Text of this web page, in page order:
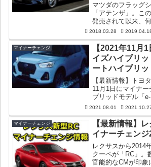
マツダのフラッグ
「アテンザ」。こ
発売されて以来、
れております。時
チェンジしても良
の度、マツダ新型
イナーチェンジを
2018.03.28
マイナーチェンジ
【2021年11月
イズハイブリ
ートハイブリ
1.2Lに？【マ
情報まとめ】【
【最新情報】トヨ
11月1日にマイナ
ブリッドモデル「
ド」がついに搭載
ツ製？トヨタ製？
アップサイジング
2021.08.01
マイナーチェンジ
【最新情報】
イナーチェン
レクサスから2014
クーペが「RC」。
官能的なCMが印象